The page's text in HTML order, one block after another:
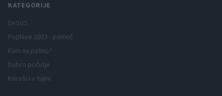
KATEGORIJE
DeSUS
Poplave 2023 - pomoč
Kam na potep?
Dobro počutje
Korošci v tujini